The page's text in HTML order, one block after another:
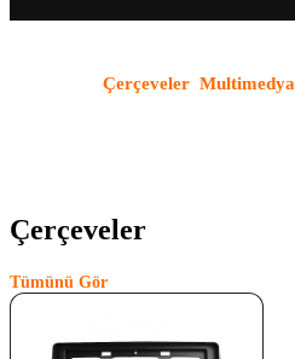
Çerçeveler Multimedya
Çerçeveler
Tümünü Gör